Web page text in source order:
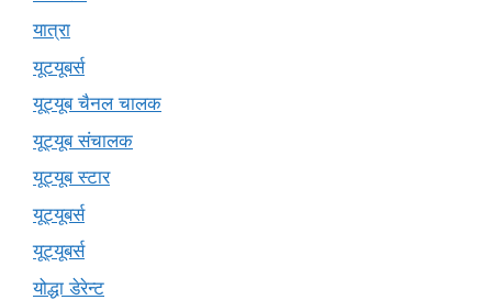
यात्रा
यूटयूबर्स
यूट्यूब चैनल चालक
यूट्यूब संचालक
यूट्यूब स्टार
यूट्‍यूबर्स
यूट्यूबर्स
योद्धा डेरेन्ट